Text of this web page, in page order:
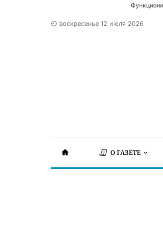
воскресенье 12 июля 2026
О ГАЗЕТЕ